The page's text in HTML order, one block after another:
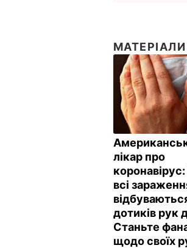
лікар про
всі
дотиків рук
Станьте
щодо своїх